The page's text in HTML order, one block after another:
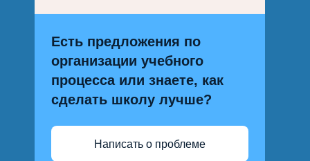
Есть предложения по
организации учебного
процесса или знаете, как
сделать школу лучше?
Написать о проблеме